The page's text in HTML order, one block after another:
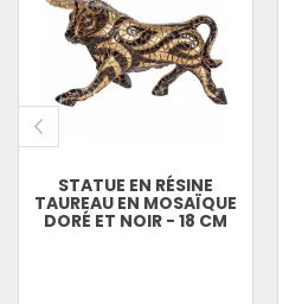
STATUE EN RÉSINE
TAUREAU EN MOSAÏQUE
DORÉ ET NOIR - 18 CM